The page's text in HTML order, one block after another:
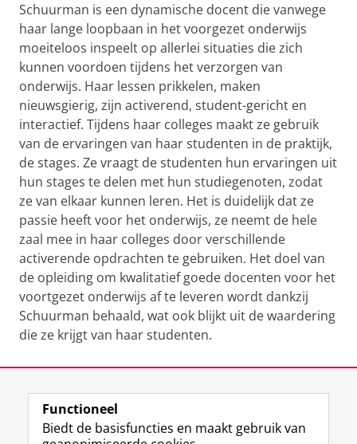
Schuurman is een dynamische docent die vanwege
haar lange loopbaan in het voorgezet onderwijs
moeiteloos inspeelt op allerlei situaties die zich
kunnen voordoen tijdens het verzorgen van
onderwijs. Haar lessen prikkelen, maken
nieuwsgierig, zijn activerend, student-gericht en
interactief. Tijdens haar colleges maakt ze gebruik
van de ervaringen van haar studenten in de praktijk,
de stages. Ze vraagt de studenten hun ervaringen uit
hun stages te delen met hun studiegenoten, zodat
ze van elkaar kunnen leren. Het is duidelijk dat ze
passie heeft voor het onderwijs, ze neemt de hele
zaal mee in haar colleges door verschillende
activerende opdrachten te gebruiken. Het doel van
de opleiding om kwalitatief goede docenten voor het
voortgezet onderwijs af te leveren wordt dankzij
Schuurman behaald, wat ook blijkt uit de waardering
die ze krijgt van haar studenten.
View this page in:English
Functioneel
Biedt de basisfuncties en maakt gebruik van